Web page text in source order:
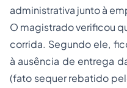
administrativa junto à
O magistrado verificou
corrida. Segundo ele,
à ausência de entrega
(fato sequer rebatido